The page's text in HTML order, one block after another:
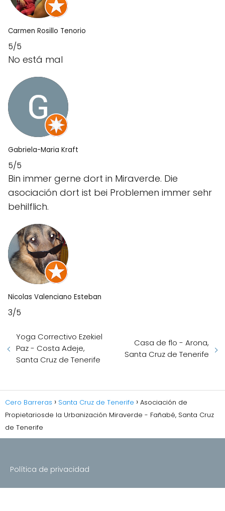
Carmen Rosillo Tenorio
5/5
No está mal
Gabriela-Maria Kraft
5/5
Bin immer gerne dort in Miraverde. Die
asociación dort ist bei Problemen immer sehr
behilflich.
Nicolas Valenciano Esteban
3/5
Yoga Correctivo Ezekiel
Paz - Costa Adeje,
Santa Cruz de Tenerife
Casa de flo - Arona,
Santa Cruz de Tenerife
Cero Barreras Santa Cruz de Tenerife
Asociación de
Propietariosde la Urbanización Miraverde - Fañabé, Santa Cruz
de Tenerife
Política de privacidad